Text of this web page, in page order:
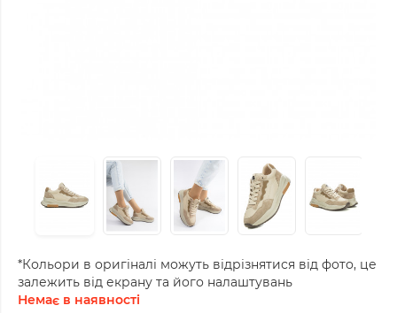
*Кольори в оригіналі можуть відрізнятися від фото, це
залежить від екрану та його налаштувань
Немає в наявності